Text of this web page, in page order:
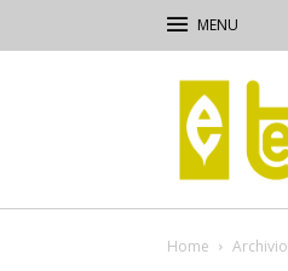
Terra
e
Vita
Home Archivio